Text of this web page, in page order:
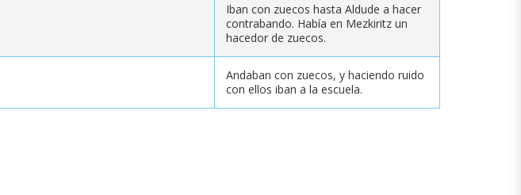
Iban con zuecos hasta Aldude a hacer
contrabando. Había en Mezkiritz un
hacedor de zuecos.
Andaban con zuecos, y haciendo ruido
con ellos iban a la escuela.